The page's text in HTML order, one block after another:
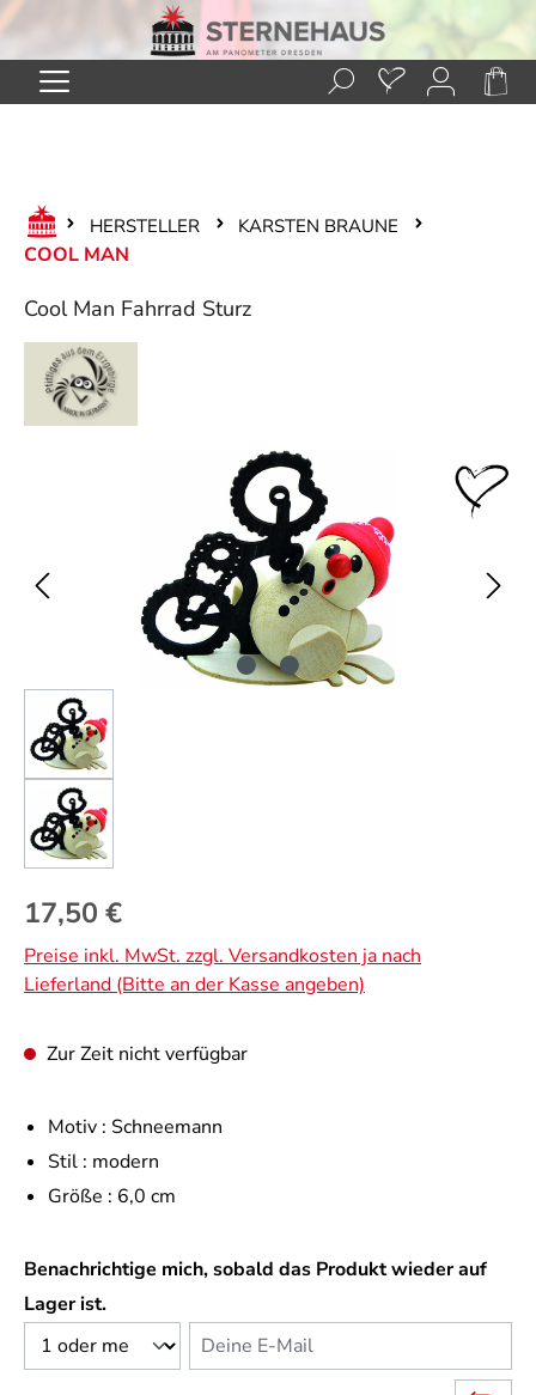
Zum Hauptinhalt springen
HERSTELLER KARSTEN BRAUNE
COOL MAN
Cool Man Fahrrad Sturz
Bildergalerie überspringen
Regulärer Preis:
17,50 €
Preise inkl. MwSt. zzgl. Versandkosten ja nach
Lieferland (Bitte an der Kasse angeben)
Zur Zeit nicht verfügbar
Motiv : Schneemann
Stil : modern
Größe : 6,0 cm
Benachrichtige mich, sobald das Produkt wieder auf
Lager ist.
Deine E-Mail